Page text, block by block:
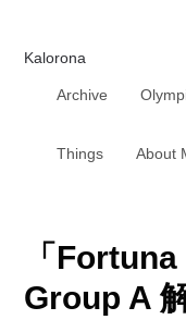
Kalorona
Archive
Things About
「
Group A